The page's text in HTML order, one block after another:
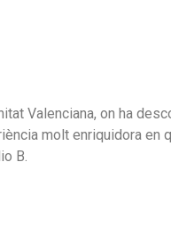
Valenciana, on ha
molt enriquidora en
B.